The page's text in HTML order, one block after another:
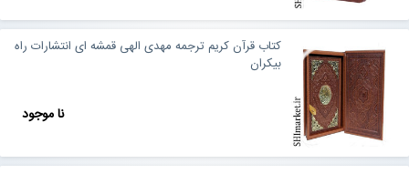
کتاب قرآن کریم ترجمه مهدی الهی قمشه ای انتشارات راه
بیکران
نا موجود